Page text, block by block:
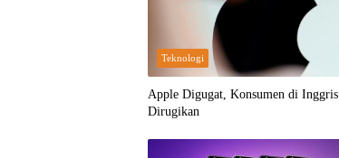
Teknologi
Apple Digugat, Konsumen di Inggris
Dirugikan